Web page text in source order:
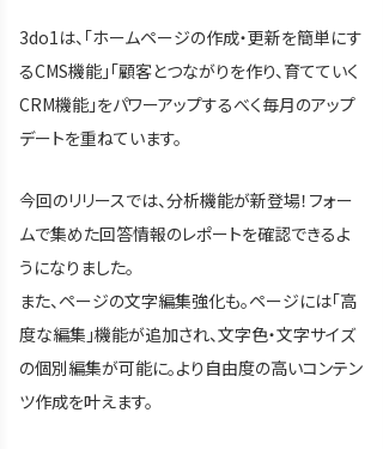
3do1は、「ホームページの作成・更新を簡単にす
るCMS機能」「顧客とつながりを作り、育てていく
CRM機能」をパワーアップするべく毎月のアップ
デートを重ねています。
今回のリリースでは、分析機能が新登場！フォー
ムで集めた回答情報のレポートを確認できるよ
うになりました。
また、ページの文字編集強化も。ページには「高
度な編集」機能が追加され、文字色・文字サイズ
の個別編集が可能に。より自由度の高いコンテン
ツ作成を叶えます。